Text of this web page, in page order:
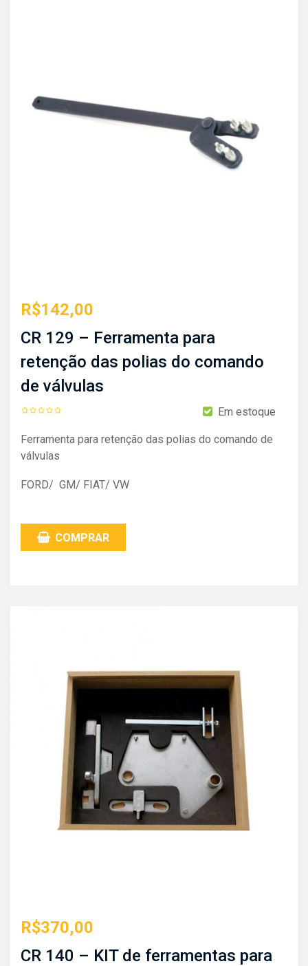
R$142,00
CR 129 – Ferramenta para
retenção das polias do comando
de válvulas
Em estoque
Ferramenta para retenção das polias do comando de
válvulas
FORD/ GM/ FIAT/ VW
COMPRAR
R$370,00
CR 140 – KIT de ferramentas para